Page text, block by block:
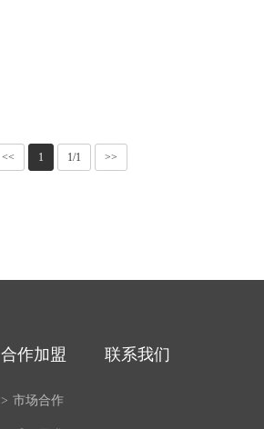
<< 1 1/1 >>
合作加盟
> 市场合作
联系我们